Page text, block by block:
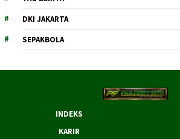
DKI JAKARTA
SEPAKBOLA
INDEKS
KARIR